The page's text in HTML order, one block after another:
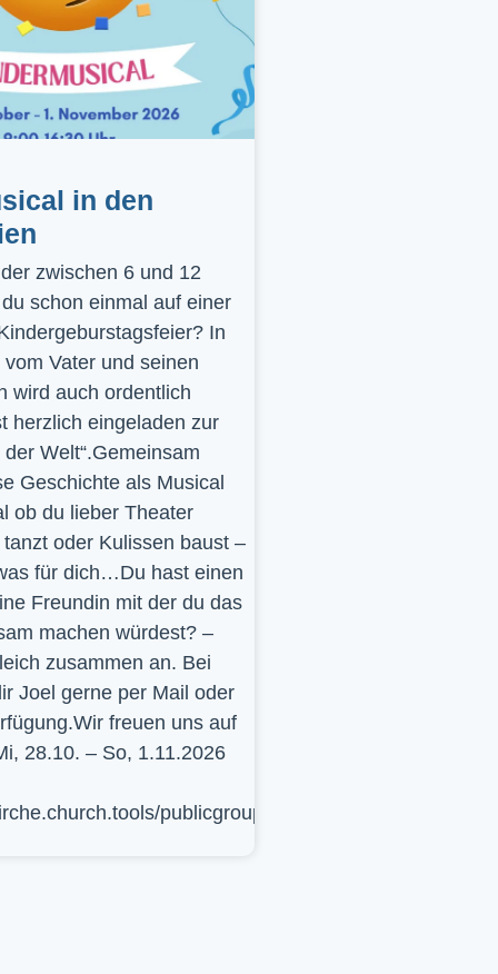
in den
zwischen 6 und 12
schon einmal auf einer
In
Vater und seinen
wird auch ordentlich
herzlich eingeladen zur
Welt“.Gemeinsam
Geschichte als Musical
ob du lieber Theater
oder Kulissen baust –
für dich…Du hast einen
Freundin mit der du das
machen würdest? –
zusammen an. Bei
Joel gerne per Mail oder
freuen uns auf
28.10. – So, 1.11.2026
publicgroup/617